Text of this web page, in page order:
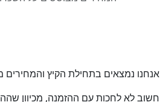
אנחנו נמצאים בתחילת הקיץ